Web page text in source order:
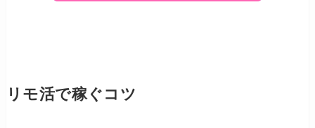
リモ活で稼ぐコツ